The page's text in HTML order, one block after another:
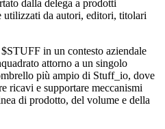
dalla delega a prodotti
utilizzati da autori, editori, titolari
in un contesto aziendale
attorno a un singolo
più ampio di Stuff_io, dove
ricavi e supportare meccanismi
di prodotto, del volume e della